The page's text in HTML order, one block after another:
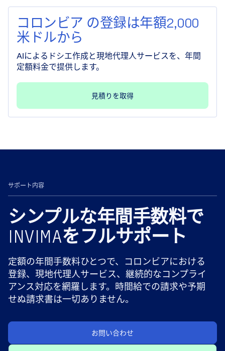
コロンビア の登録は年額2,000
米ドルから
AIによるドシエ作成と現地代理人サービスを、年間
定額料金で提供します。
見積りを取得
サポート内容
シンプルな年間手数料で
INVIMAをフルサポート
定額の年間手数料ひとつで、コロンビアにおける
登録、現地代理人サービス、継続的なコンプライ
アンス対応を網羅します。時間給での請求や予期
せぬ請求書は一切ありません。
お問い合わせ